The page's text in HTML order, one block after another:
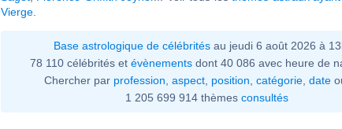
Vierge
Base astrologique de célébritésau jeudi 6 août 2026 à
78 110 célébrités et évènementsdont 40 086 avec heure de
Chercher par profession aspect position catégorie date
1 205 699 914 thèmes consultés